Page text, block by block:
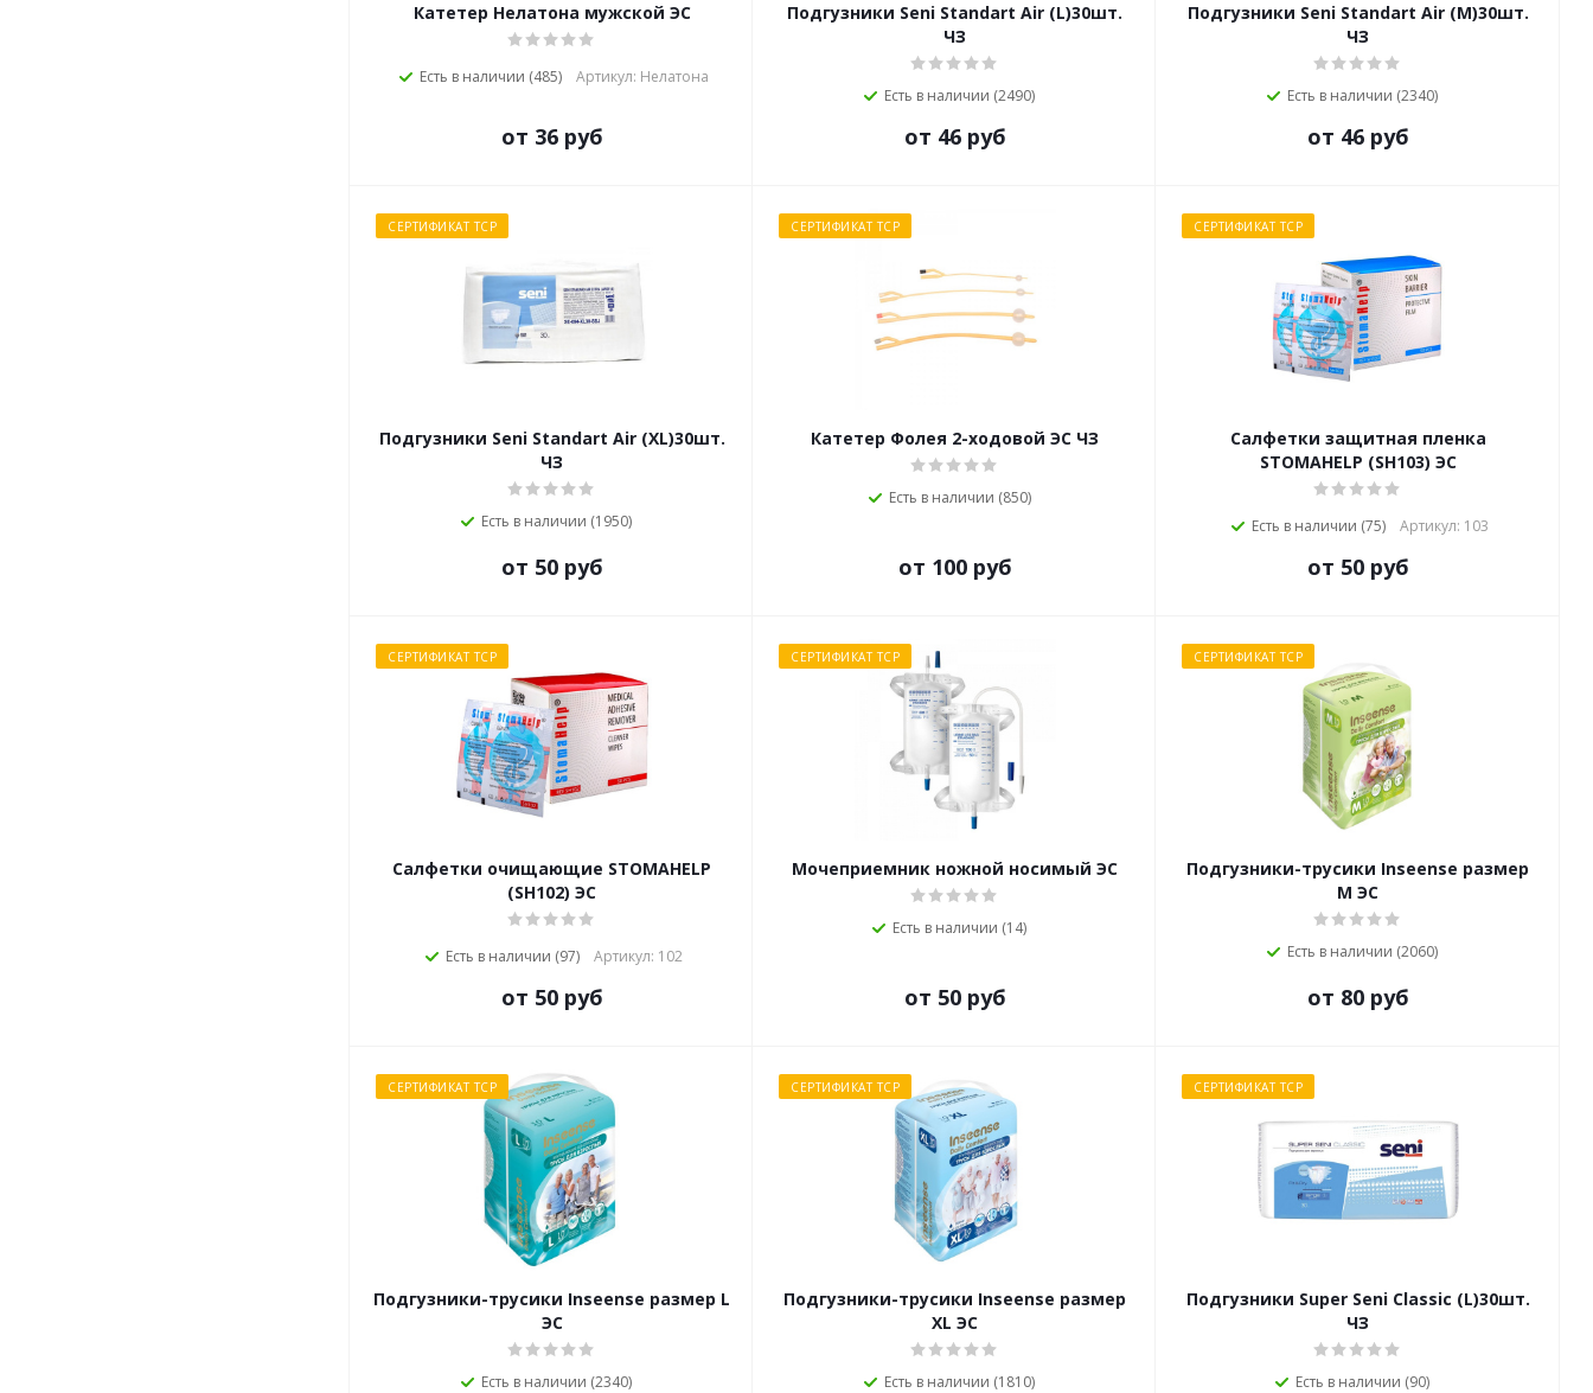
Катетер Нелатона мужской ЭС
Есть в наличии (485) Артикул: Нелатона
от 36 руб
Подгузники Seni Standart Air (L)30шт.
ЧЗ
Есть в наличии (2490)
от 46 руб
Подгузники Seni Standart Air (M)30шт.
ЧЗ
Есть в наличии (2340)
от 46 руб
СЕРТИФИКАТ ТСР
Подгузники Seni Standart Air (XL)30шт.
ЧЗ
Есть в наличии (1950)
от 50 руб
СЕРТИФИКАТ ТСР
Катетер Фолея 2-ходовой ЭС ЧЗ
Есть в наличии (850)
от 100 руб
СЕРТИФИКАТ ТСР
Салфетки защитная пленка
STOMAHELP (SH103) ЭС
Есть в наличии (75) Артикул: 103
от 50 руб
СЕРТИФИКАТ ТСР
Салфетки очищающие STOMAHELP
(SH102) ЭС
Есть в наличии (97) Артикул: 102
от 50 руб
СЕРТИФИКАТ ТСР
Мочеприемник ножной носимый ЭС
Есть в наличии (14)
от 50 руб
СЕРТИФИКАТ ТСР
Подгузники-трусики Inseense размер
M ЭС
Есть в наличии (2060)
от 80 руб
СЕРТИФИКАТ ТСР
Подгузники-трусики Inseense размер L
ЭС
Есть в наличии (2340)
СЕРТИФИКАТ ТСР
Подгузники-трусики Inseense размер
XL ЭС
Есть в наличии (1810)
СЕРТИФИКАТ ТСР
Подгузники Super Seni Classic (L)30шт.
ЧЗ
Есть в наличии (90)